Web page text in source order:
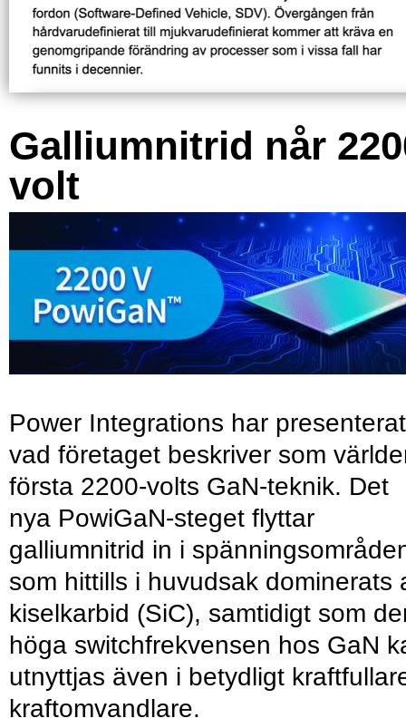
Galliumnitrid når
volt
Power Integrations har presenterat
vad företaget beskriver som
första 2200-volts GaN-teknik. Det
nya PowiGaN-steget flyttar
galliumnitrid in i
som hittills i huvudsak dominerats
kiselkarbid (SiC), samtidigt som
höga switchfrekvensen hos GaN
utnyttjas även i betydligt
kraftomvandlare.